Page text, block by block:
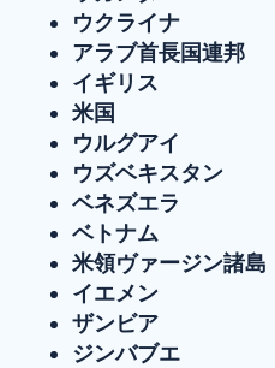
ウクライナ
アラブ首長国連邦
イギリス
米国
ウルグアイ
ウズベキスタン
ベネズエラ
ベトナム
米領ヴァージン諸島
イエメン
ザンビア
ジンバブエ